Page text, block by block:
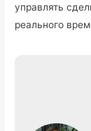
управлять
реального